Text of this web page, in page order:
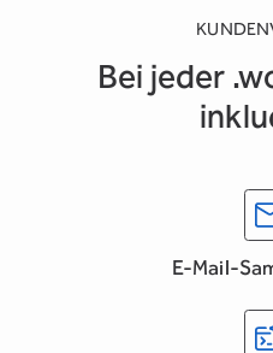
Bei jeder
E-Mail-